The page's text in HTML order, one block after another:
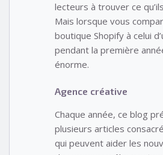
lecteurs à trouver ce
Mais lorsque vous
boutique Shopify à celui
pendant la première
énorme.
Agence créative
Chaque année, ce blog
plusieurs articles
qui peuvent aider les